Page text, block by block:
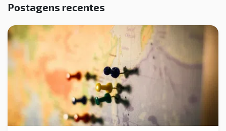
Postagens recentes